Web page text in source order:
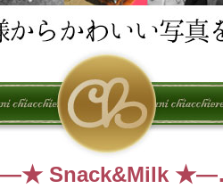
Snack&Milk